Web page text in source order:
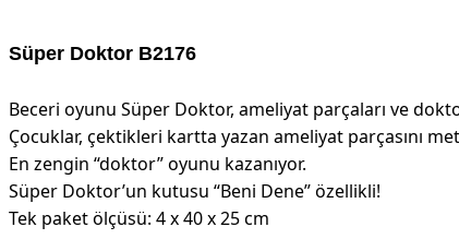
Süper Doktor B2176
Beceri oyunu Süper Doktor, ameliyat parçaları ve
Çocuklar, çektikleri kartta yazan ameliyat parçasını
En zengin “doktor” oyunu kazanıyor.
Süper Doktor’un kutusu “Beni Dene” özellikli!
Tek paket ölçüsü: 4 x 40 x 25 cm